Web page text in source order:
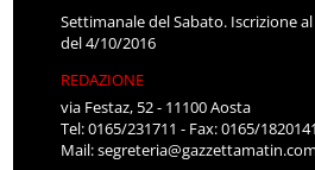
Settimanale del Sabato. Iscrizione
del 4/10/2016
REDAZIONE
via Festaz, 52 - 11100 Aosta
Tel: 0165/231711 - Fax: 0165/1820141
Mail:segreteria@gazzettamatin.com